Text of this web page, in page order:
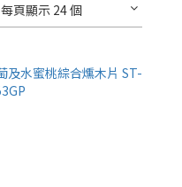
每頁顯示 24 個